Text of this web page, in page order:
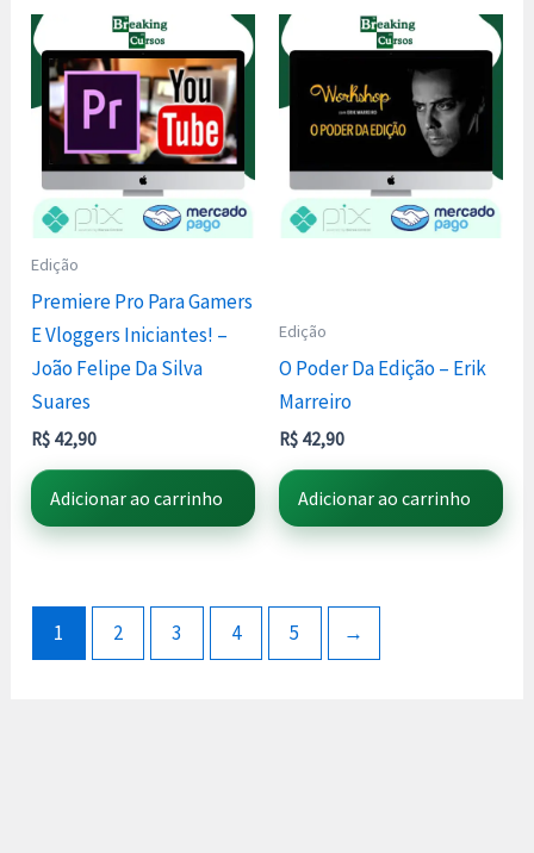
Edição
Premiere Pro Para Gamers
E Vloggers Iniciantes! –
João Felipe Da Silva
Suares
R$ 42,90
Adicionar ao carrinho
Edição
O Poder Da Edição – Erik
Marreiro
R$ 42,90
Adicionar ao carrinho
1 2 3 4 5 →